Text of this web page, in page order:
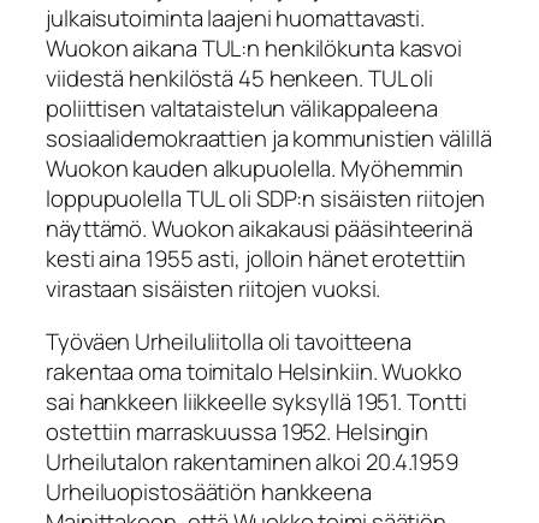
julkaisutoiminta laajeni huomattavasti.
Wuokon aikana TUL:n henkilökunta kasvoi
viidestä henkilöstä 45 henkeen. TUL oli
poliittisen valtataistelun välikappaleena
sosiaalidemokraattien ja kommunistien välillä
Wuokon kauden alkupuolella. Myöhemmin
loppupuolella TUL oli SDP:n sisäisten riitojen
näyttämö. Wuokon aikakausi pääsihteerinä
kesti aina 1955 asti, jolloin hänet erotettiin
virastaan sisäisten riitojen vuoksi.
Työväen Urheiluliitolla oli tavoitteena
rakentaa oma toimitalo Helsinkiin. Wuokko
sai hankkeen liikkeelle syksyllä 1951. Tontti
ostettiin marraskuussa 1952. Helsingin
Urheilutalon rakentaminen alkoi 20.4.1959
Urheiluopistosäätiön hankkeena